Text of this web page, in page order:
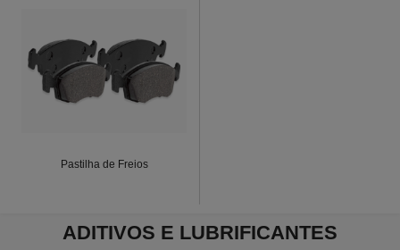
Pastilha de Freios
ADITIVOS E LUBRIFICANTES